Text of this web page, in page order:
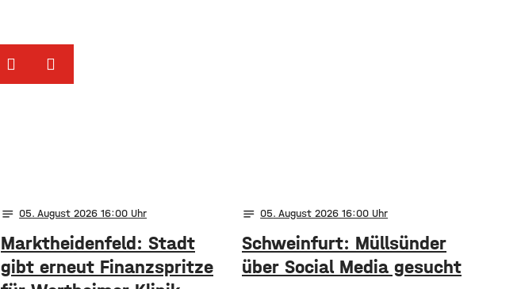
notes 05. August 2026 16:00
Marktheidenfeld: Stadt
gibt erneut Finanzspritze
notes 05. August 2026 16:00
Schweinfurt: Müllsünder
über Social Media gesucht